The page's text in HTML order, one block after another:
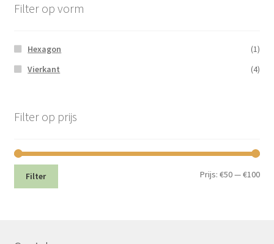
Filter op vorm
Hexagon
(1)
Vierkant
(4)
Filter op prijs
Min.
Filter Prijs:€50—€100